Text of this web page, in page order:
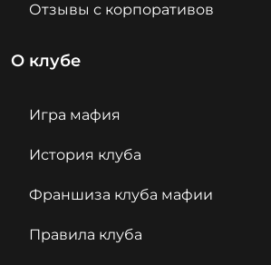
Отзывы с корпоративов
О клубе
Игра мафия
История клуба
Франшиза клуба мафии
Правила клуба